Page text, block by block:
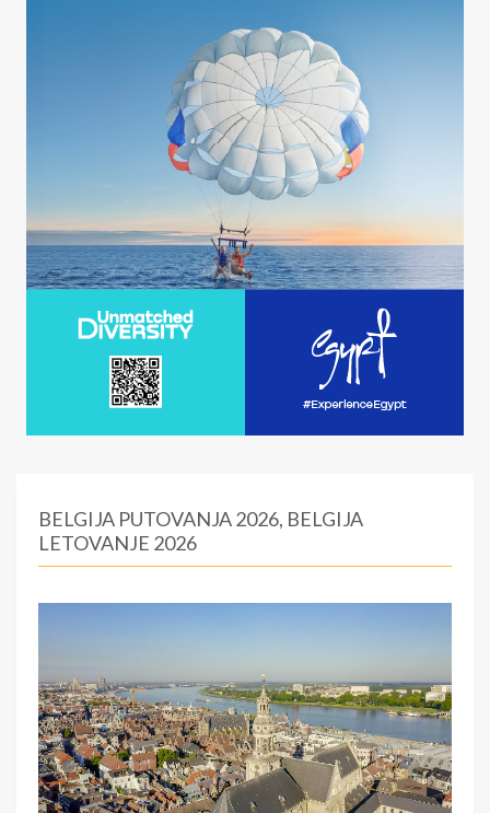
BELGIJA PUTOVANJA 2026, BELGIJA
LETOVANJE 2026